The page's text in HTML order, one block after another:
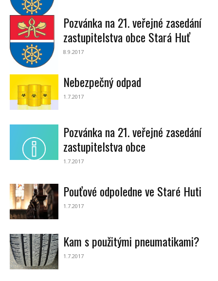
Pozvánka na 21. veřejné zasedání
zastupitelstva obce Stará Huť
8.9.2017
Nebezpečný odpad
1.7.2017
Pozvánka na 21. veřejné zasedání
zastupitelstva obce
1.7.2017
Pouťové odpoledne ve Staré Huti
1.7.2017
Kam s použitými pneumatikami?
1.7.2017